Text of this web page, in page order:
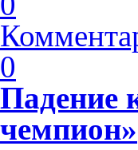
0
Падение
чемпион»